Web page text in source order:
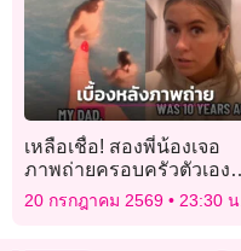
เหลือเชื่อ! สองพี่น้องเจอ
ภาพถ่ายครอบครัวตัวเอง
แขวนโชว์บนผนังบ้านเช่า
Airbnb
20 กรกฎาคม 2569 23:30 น.